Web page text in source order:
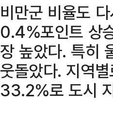
비만군 비율도
0.4%포인트 상
장 높았다. 특히
웃돌았다. 지역
33.2%로 도시